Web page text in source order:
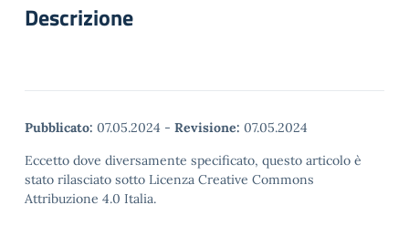
Descrizione
Pubblicato: 07.05.2024 - Revisione: 07.05.2024
Eccetto dove diversamente specificato, questo articolo è
stato rilasciato sotto Licenza Creative Commons
Attribuzione 4.0 Italia.